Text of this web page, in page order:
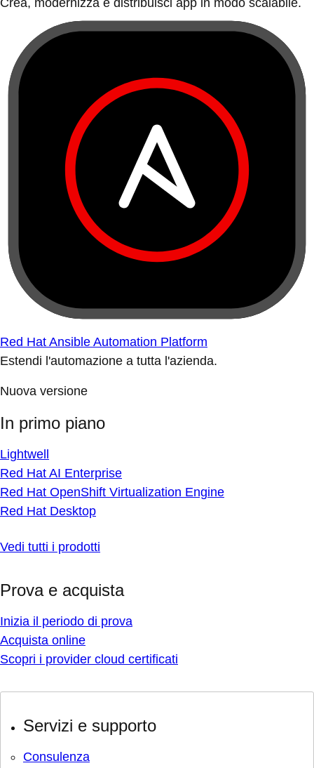
Crea, modernizza e distribuisci app in modo scalabile.
Red Hat Ansible Automation Platform
Estendi l'automazione a tutta l'azienda.
Nuova versione
In primo piano
Lightwell
Red Hat AI Enterprise
Red Hat OpenShift Virtualization Engine
Red Hat Desktop
Vedi tutti i prodotti
Prova e acquista
Inizia il periodo di prova
Acquista online
Scopri i provider cloud certificati
Servizi e supporto
Consulenza